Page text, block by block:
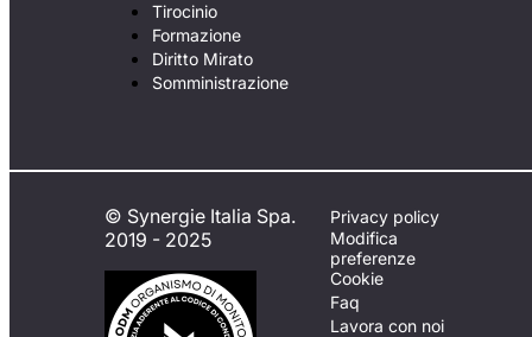
Tirocinio
Formazione
Diritto Mirato
Somministrazione
© Synergie Italia Spa.
2019 - 2025
Privacy policy
Modifica
preferenze
Cookie
Faq
Lavora con noi